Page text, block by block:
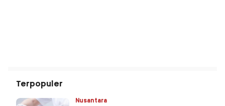
Terpopuler
Nusantara